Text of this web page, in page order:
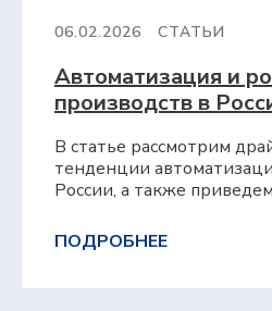
06.02.2026 СТАТЬИ
Автоматизация и
производств в
В статье рассмотрим
тенденции
России, а также
ПОДРОБНЕЕ